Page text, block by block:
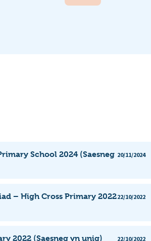
School 2024 (Saesneg 20/11/2024
– High Cross Primary 202222/10/2022
2022 (Saesneg yn unig) 22/10/2022